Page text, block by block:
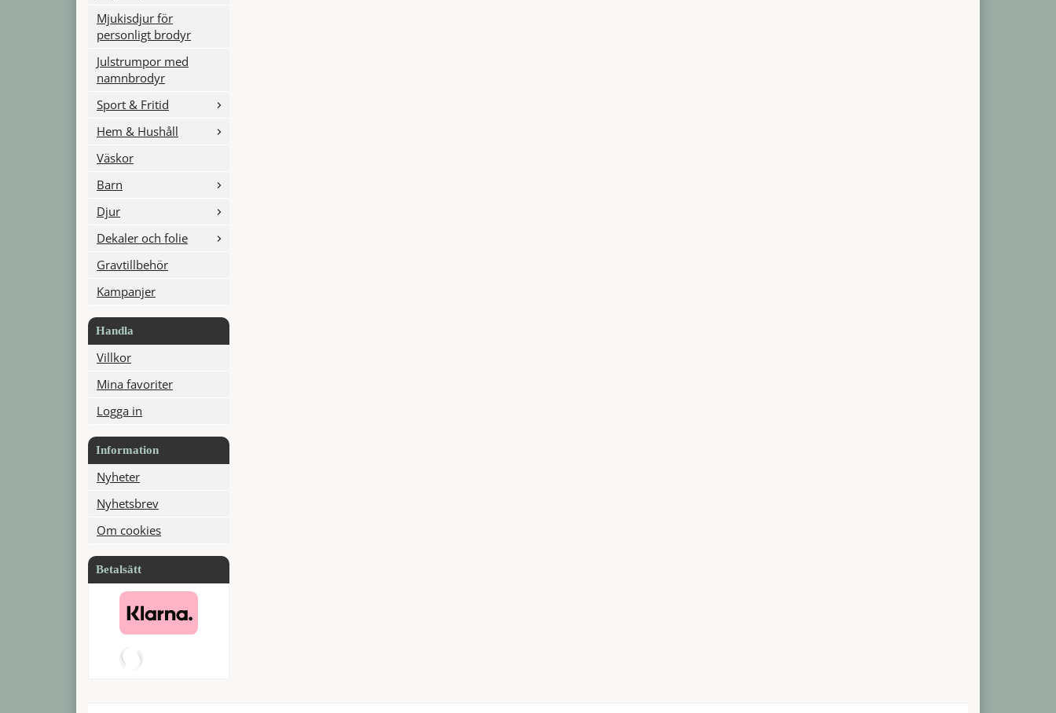
Mjukisdjur för
personligt brodyr
Julstrumpor med
namnbrodyr
Sport & Fritid
Hem & Hushåll
Väskor
Barn
Djur
Dekaler och folie
Gravtillbehör
Kampanjer
Handla
Villkor
Mina favoriter
Logga in
Information
Nyheter
Nyhetsbrev
Om cookies
Betalsätt